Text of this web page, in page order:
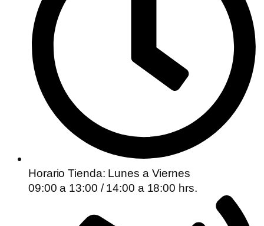
Horario Tienda: Lunes a Viernes
09:00 a 13:00 / 14:00 a 18:00 hrs.